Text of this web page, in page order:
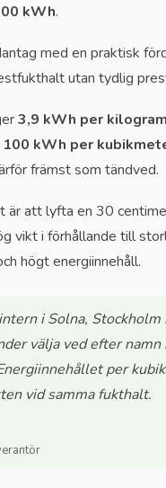
kWh.
med en praktisk
utan tydlig
3,9 kWh per kilogram
kWh per
främst som tändved.
är att lyfta en 30
vikt i förhållande till
högt energiinnehåll.
i Solna, Stockholm
välja ved efter
per
vid samma fukthalt.